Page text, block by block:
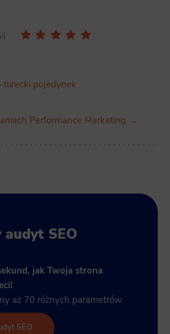
turecki pojedynek
Performance Marketing →
audyt SEO
jak Twoja strona
aż 70 różnych parametrów.
SEO